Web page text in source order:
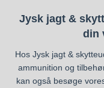
Jysk jagt &
din
Hos Jysk jagt &
ammunition og
kan også besøge